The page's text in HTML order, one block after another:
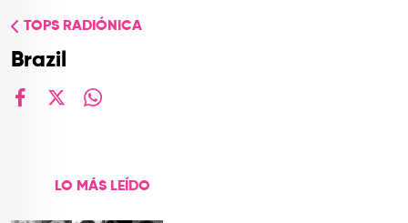
TOPS RADIÓNICA
Brazil
LO MÁS LEÍDO